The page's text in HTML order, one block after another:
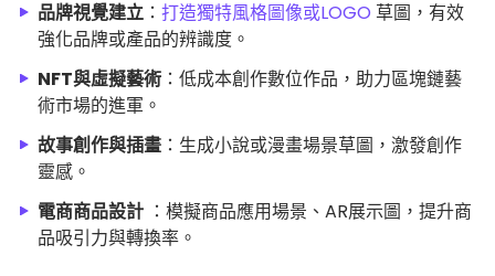
品牌視覺建立 ： 打造獨特風格圖像或LOGO 草圖，有效
強化品牌或產品的辨識度。
NFT與虛擬藝術 ：低成本創作數位作品，助力區塊鏈藝
術市場的進軍。
故事創作與插畫 ：生成小說或漫畫場景草圖，激發創作
靈感。
電商商品設計 ：模擬商品應用場景、AR展示圖，提升商
品吸引力與轉換率。